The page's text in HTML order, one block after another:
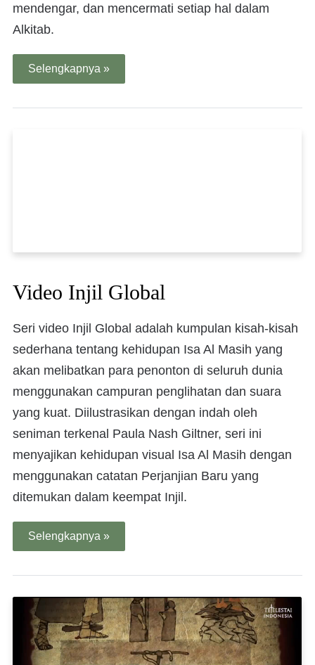
mendengar, dan mencermati setiap hal dalam
Alkitab.
Selengkapnya »
Video Injil Global
Seri video Injil Global adalah kumpulan kisah-kisah
sederhana tentang kehidupan Isa Al Masih yang
akan melibatkan para penonton di seluruh dunia
menggunakan campuran penglihatan dan suara
yang kuat. Diilustrasikan dengan indah oleh
seniman terkenal Paula Nash Giltner, seri ini
menyajikan kehidupan visual Isa Al Masih dengan
menggunakan catatan Perjanjian Baru yang
ditemukan dalam keempat Injil.
Selengkapnya »